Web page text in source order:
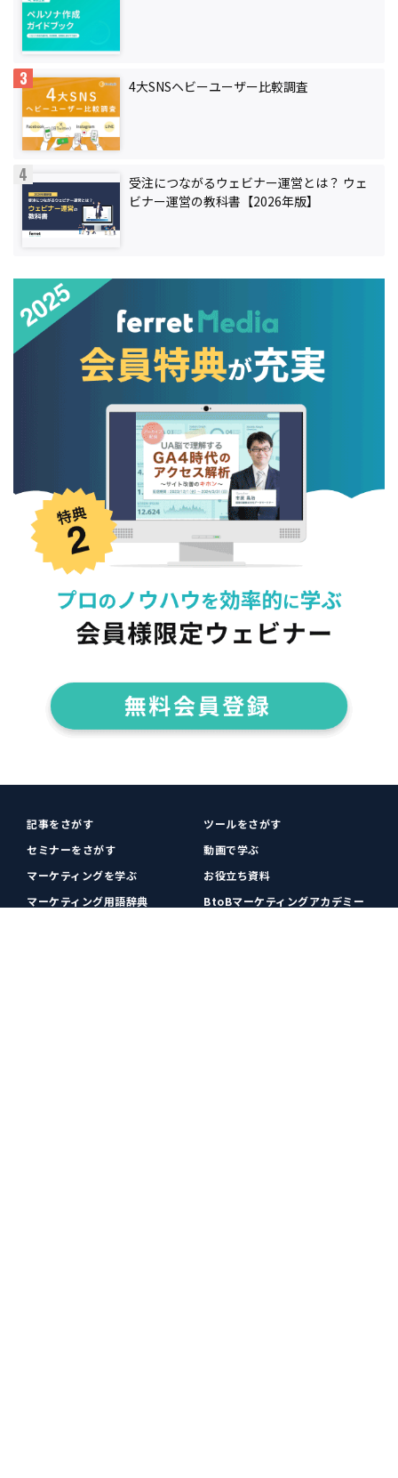
4大SNSヘビーユーザー比較調査
受注につながるウェビナー運営とは？ ウェ
ビナー運営の教科書【2026年版】
記事をさがす
ツールをさがす
セミナーをさがす
動画で学ぶ
マーケティングを学ぶ
お役立ち資料
マーケティング用語辞典
BtoBマーケティングアカデミー